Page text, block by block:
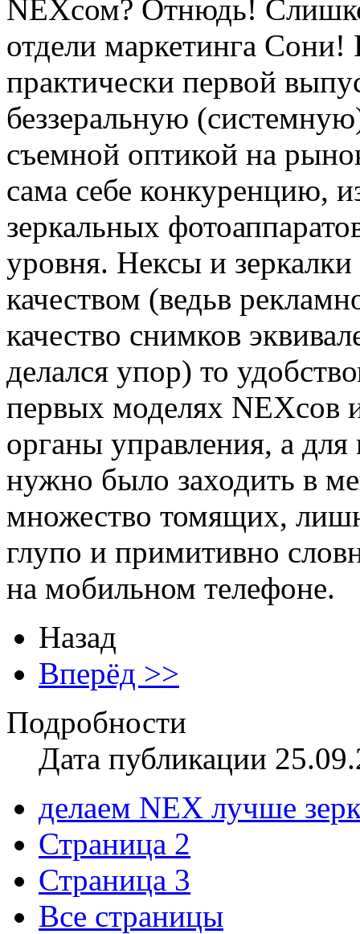
NEXcом? Отнюдь!
отдели маркетинга
практически первой
беззеральную
съемной оптикой на
сама себе конкуренцию,
зеркальных
уровня. Нексы и
качеством (ведьв
качество снимков
делался упор) то
первых моделях NEXсов
органы управления, а
нужно было заходить в
множество томящих,
глупо и примитивно
на мобильном телефоне.
Назад
Вперёд >>
Подробности
Дата публикации
делаем NEX лучше
Страница 2
Страница 3
Все страницы